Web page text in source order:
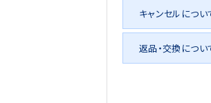
キャンセルについ
返品・交換につい